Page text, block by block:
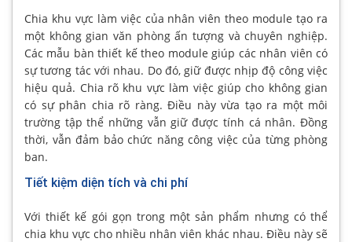
Chia khu vực làm việc của nhân viên theo module tạo ra
một không gian văn phòng ấn tượng và chuyên nghiệp.
Các mẫu bàn thiết kế theo module giúp các nhân viên có
sự tương tác với nhau. Do đó, giữ được nhịp độ công việc
hiệu quả. Chia rõ khu vực làm việc giúp cho không gian
có sự phân chia rõ ràng. Điều này vừa tạo ra một môi
trường tập thể những vẫn giữ được tính cá nhân. Đồng
thời, vẫn đảm bảo chức năng công việc của từng phòng
ban.
Tiết kiệm diện tích và chi phí
Với thiết kế gói gọn trong một sản phẩm nhưng có thể
chia khu vực cho nhiều nhân viên khác nhau. Điều này sẽ